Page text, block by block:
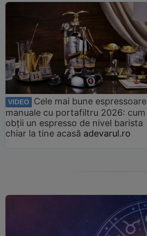
VIDEO
Cele mai bune espressoare
manuale cu portafiltru 2026: cum
obții un espresso de nivel barista
chiar la tine acasă adevarul.ro